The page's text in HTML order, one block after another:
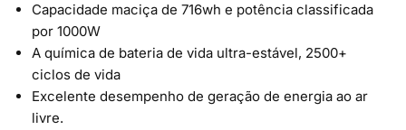
Capacidade maciça de 716wh e potência classificada
por 1000W
A química de bateria de vida ultra-estável, 2500+
ciclos de vida
Excelente desempenho de geração de energia ao ar
livre.